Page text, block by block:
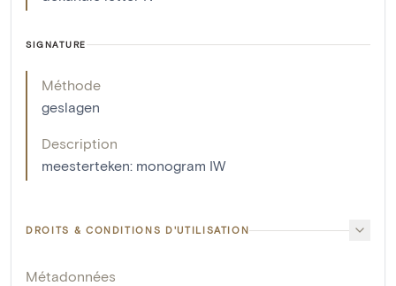
SIGNATURE
Méthode
geslagen
Description
meesterteken: monogram IW
DROITS & CONDITIONS D'UTILISATION
Métadonnées